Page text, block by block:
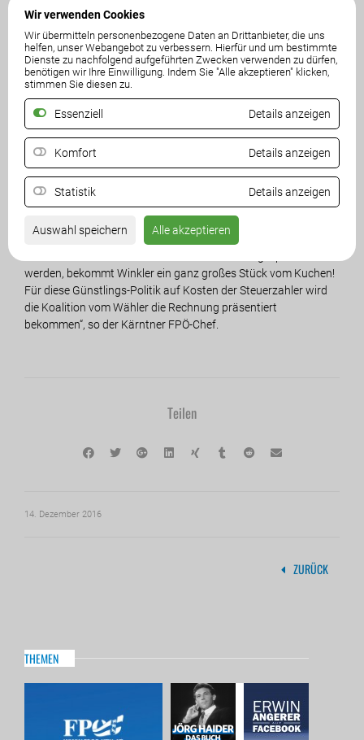
Wir verwenden Cookies
Wir übermitteln personenbezogene Daten an Drittanbieter, die uns
helfen, unser Webangebot zu verbessern. Hierfür und um bestimmte
Dienste zu nachfolgend aufgeführten Zwecken verwenden zu dürfen,
benötigen wir Ihre Einwilligung. Indem Sie "Alle akzeptieren" klicken,
stimmen Sie diesen zu.
Essenziell Details anzeigen
Komfort Details anzeigen
Statistik Details anzeigen
Auswahl speichern Alle akzeptieren
schlecht geredet. Jetzt hält er selbst ungeniert die Hände auf
und wird für seine ´Arbeit´ als Polit-Literat und Kärnten-
Beschimpfer fürstlich belohnt“, kritisiert Darmann. Es zeuge
von der völligen Abgehobenheit von SPÖ, ÖVP und Grünen,
dass sie die Bevölkerung für ihren Sparkurs bluten lassen, aber
ihr genehme Literaten dafür mit umso höheren Summen
unterstützen.
Auch die Bewertung des Vorlasses sei massiv zu hinterfragen,
wenn man sich ansehe, dass etwa der Vorlass des weit
renommierteren Schriftsteller Peter Handke um etwa die
gleiche Summe (500.000 Euro) von der österreichischen
Nationalbibliothek angekauft wurde. „Während das
Kulturbudget laufend gekürzt wird und junge Künstler sowie
werden, bekommt Winkler ein ganz großes Stück vom Kuchen!
Für diese Günstlings-Politik auf Kosten der Steuerzahler wird
die Koalition vom Wähler die Rechnung präsentiert
bekommen“, so der Kärntner FPÖ-Chef.
Teilen
14. Dezember 2016
ZURÜCK
THEMEN